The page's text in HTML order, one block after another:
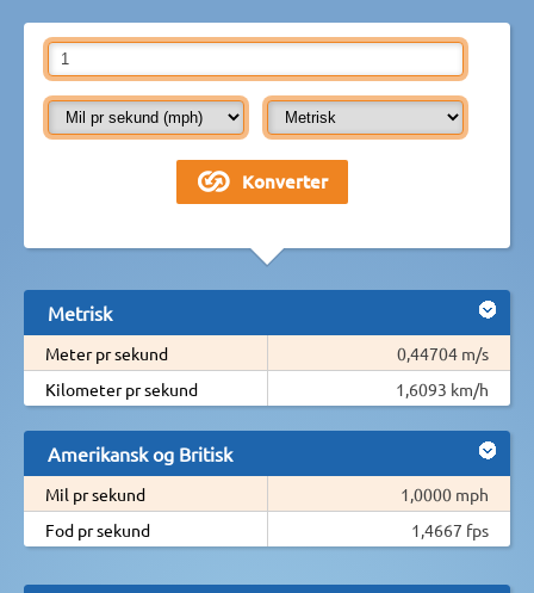
Metrisk
Meter pr sekund
0,44704 m/s
Kilometer pr sekund
1,6093 km/h
Amerikansk og Britisk
Mil pr sekund
1,0000 mph
Fod pr sekund
1,4667 fps